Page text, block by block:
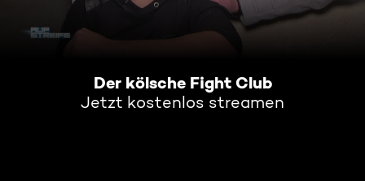
Der kölsche Fight Club
Jetzt kostenlos streamen